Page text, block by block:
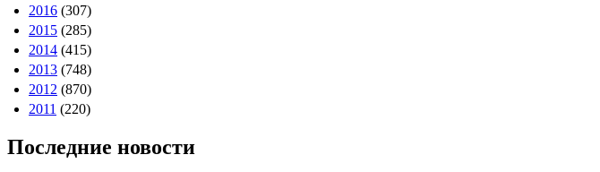
2016 (307)
2015 (285)
2014 (415)
2013 (748)
2012 (870)
2011 (220)
Последние новости